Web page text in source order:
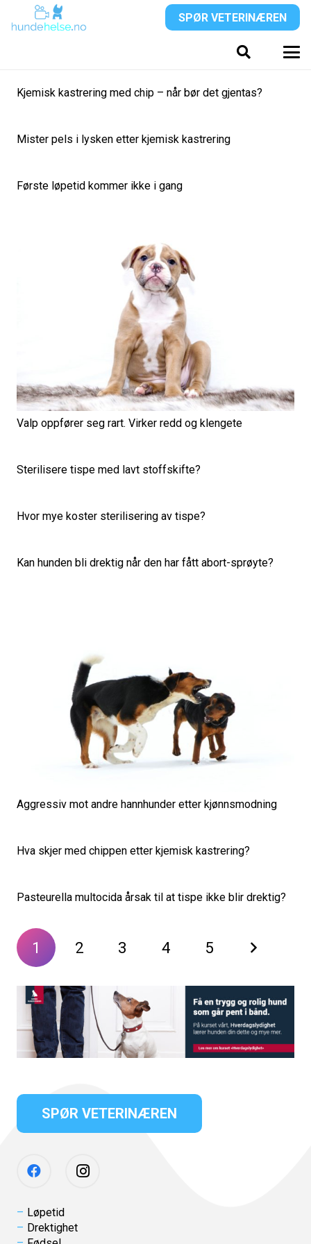
SPØR VETERINÆREN
Kjemisk kastrering med chip – når bør det gjentas?
Mister pels i lysken etter kjemisk kastrering
Første løpetid kommer ikke i gang
Valp oppfører seg rart. Virker redd og klengete
Sterilisere tispe med lavt stoffskifte?
Hvor mye koster sterilisering av tispe?
Kan hunden bli drektig når den har fått abort-sprøyte?
Aggressiv mot andre hannhunder etter kjønnsmodning
Hva skjer med chippen etter kjemisk kastrering?
Pasteurella multocida årsak til at tispe ikke blir drektig?
1 2 3 4 5
SPØR VETERINÆREN
Løpetid
Drektighet